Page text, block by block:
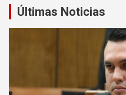
Últimas Noticias